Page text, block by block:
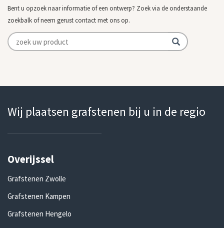
Bent u opzoek naar informatie of een ontwerp? Zoek via de onderstaande
zoekbalk of neem gerust contact met ons op.
Wij plaatsen grafstenen bij u in de regio
Overijssel
Grafstenen Zwolle
Grafstenen Kampen
Grafstenen Hengelo